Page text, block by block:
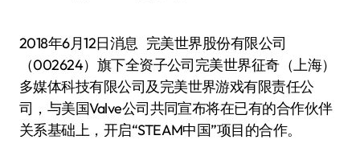
2018年6月12日消息 完美世界股份有限公司
（002624）旗下全资子公司完美世界征奇（上海）
多媒体科技有限公司及完美世界游戏有限责任公
司，与美国Valve公司共同宣布将在已有的合作伙伴
关系基础上，开启“STEAM中国”项目的合作。